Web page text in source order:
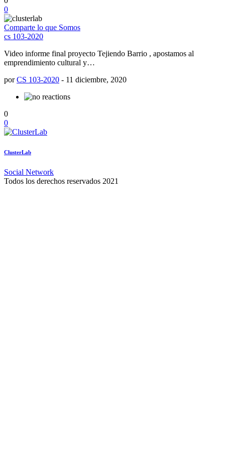
0
Comparte lo que Somos
cs 103-2020
Video informe final proyecto Tejiendo Barrio , apostamos al
emprendimiento cultural y…
porCS 103-2020 - 11 diciembre, 2020
0
0
ClusterLab
Social Network
Todos los derechos reservados 2021